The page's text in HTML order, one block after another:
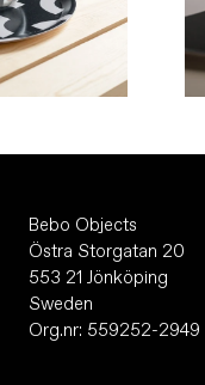
Bebo Objects
Östra Storgatan 20
553 21 Jönköping
Sweden
Org.nr: 559252-2949